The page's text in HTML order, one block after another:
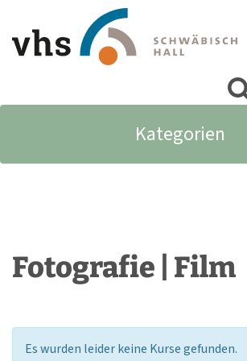
Kategorien
Fotografie | Film
Es wurden leider keine Kurse gefunden.